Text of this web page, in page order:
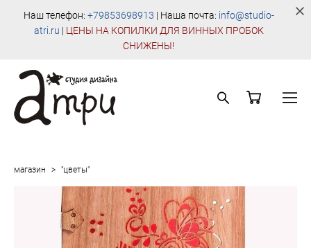
Наш телефон: +79853698913 | Наша почта: info@studio-
atri.ru | ЦЕНЫ НА КОПИЛКИ ДЛЯ ВИННЫХ ПРОБОК
СНИЖЕНЫ!
магазин > "цветы"